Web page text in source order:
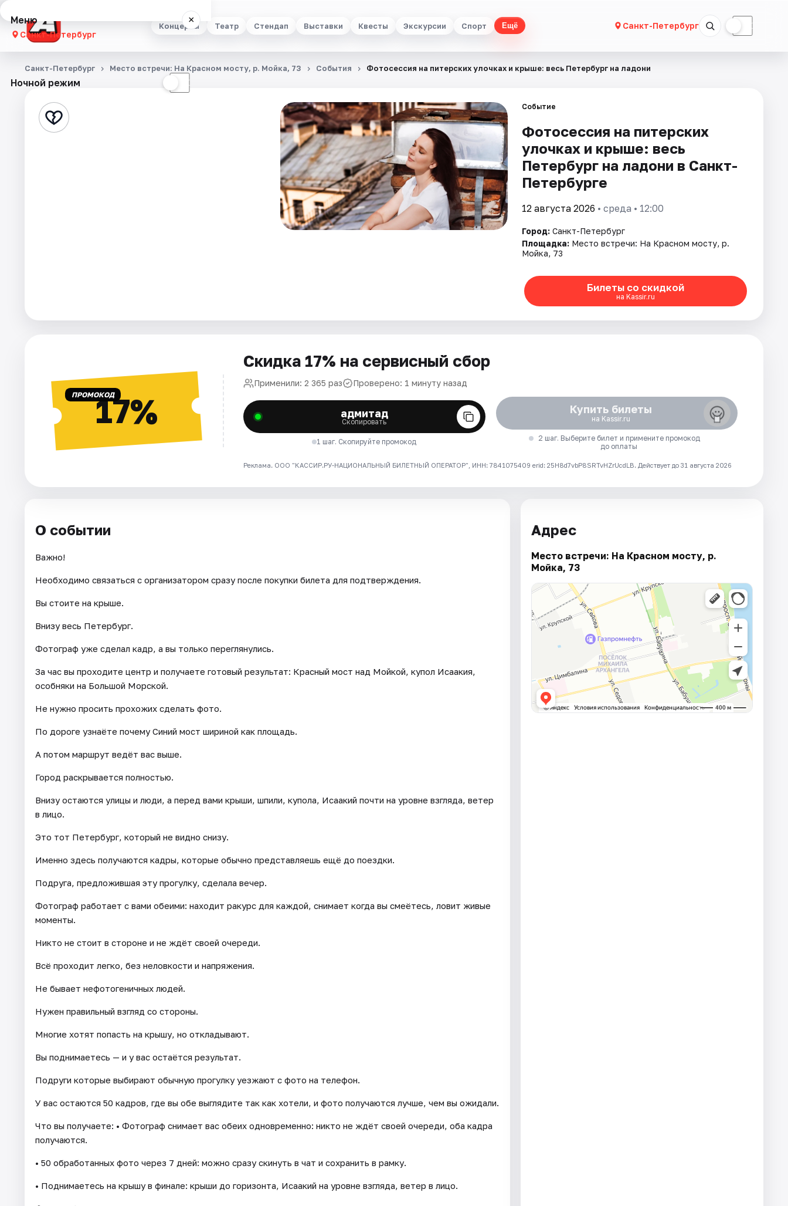
Концерты Театр Стендап Выставки Квесты Экскурсии Спорт Ещё Санкт-Петербург ☾
Меню ×
Санкт-Петербург
Концерты
Стендап
Площадки
Ночной режим ☾
Санкт-Петербург Место встречи: На Красном мосту, р. Мойка, 73 События Фотосессия на питерских улочках и крыше: весь Петербург на ладони
Событие
Фотосессия на питерских
улочках и крыше: весь
Петербург на ладони в Санкт-
Петербурге
12 августа 2026 • среда • 12:00
Город: Санкт-Петербург
Площадка: Место встречи: На Красном мосту, р.
Мойка, 73
Билеты со скидкой
на Kassir.ru
ПРОМОКОД17%
Скидка 17% на сервисный сбор
Применили: 2 365 раз Проверено: 1 минуту назад
адмитад
Скопировать
1 шаг. Скопируйте промокод
Купить билеты
на Kassir.ru
2 шаг. Выберите билет и примените промокод
до оплаты
Реклама. ООО "КАССИР.РУ-НАЦИОНАЛЬНЫЙ БИЛЕТНЫЙ ОПЕРАТОР", ИНН: 7841075409 erid: 25H8d7vbP8SRTvHZrUcdLB. Действует до 31 августа 2026
О событии
Важно!
Необходимо связаться с организатором сразу после покупки билета для подтверждения.
Вы стоите на крыше.
Внизу весь Петербург.
Фотограф уже сделал кадр, а вы только переглянулись.
За час вы проходите центр и получаете готовый результат: Красный мост над Мойкой, купол Исаакия,
особняки на Большой Морской.
Не нужно просить прохожих сделать фото.
По дороге узнаёте почему Синий мост шириной как площадь.
А потом маршрут ведёт вас выше.
Город раскрывается полностью.
Внизу остаются улицы и люди, а перед вами крыши, шпили, купола, Исаакий почти на уровне взгляда, ветер
в лицо.
Это тот Петербург, который не видно снизу.
Именно здесь получаются кадры, которые обычно представляешь ещё до поездки.
Подруга, предложившая эту прогулку, сделала вечер.
Фотограф работает с вами обеими: находит ракурс для каждой, снимает когда вы смеётесь, ловит живые
моменты.
Никто не стоит в стороне и не ждёт своей очереди.
Всё проходит легко, без неловкости и напряжения.
Не бывает нефотогеничных людей.
Нужен правильный взгляд со стороны.
Многие хотят попасть на крышу, но откладывают.
Вы поднимаетесь — и у вас остаётся результат.
Подруги которые выбирают обычную прогулку уезжают с фото на телефон.
У вас остаются 50 кадров, где вы обе выглядите так как хотели, и фото получаются лучше, чем вы ожидали.
Что вы получаете: • Фотограф снимает вас обеих одновременно: никто не ждёт своей очереди, оба кадра
получаются.
• 50 обработанных фото через 7 дней: можно сразу скинуть в чат и сохранить в рамку.
• Поднимаетесь на крышу в финале: крыши до горизонта, Исаакий на уровне взгляда, ветер в лицо.
Адрес
Место встречи: На Красном мосту, р.
Мойка, 73